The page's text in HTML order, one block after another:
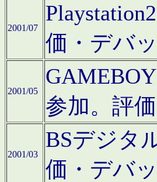
2001/07
価・デバ
2001/05
参加。評
2001/03
BSデジタ
価・デバ